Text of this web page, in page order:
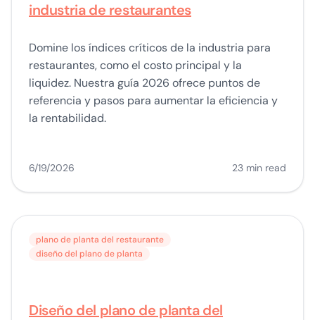
industria de restaurantes
Domine los índices críticos de la industria para
restaurantes, como el costo principal y la
liquidez. Nuestra guía 2026 ofrece puntos de
referencia y pasos para aumentar la eficiencia y
la rentabilidad.
6/19/2026 23 min read
plano de planta del restaurante
diseño del plano de planta
Diseño del plano de planta del